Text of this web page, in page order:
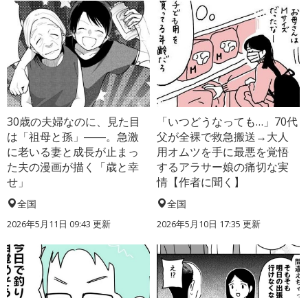
30歳の夫婦なのに、見た目
は「祖母と孫」――。急激
に老いる妻と成長が止まっ
た夫の漫画が描く「歳と幸
せ」
全国
2026年5月11日 09:43 更新
「いつどうなっても…」70代
父が全裸で救急搬送→大人
用オムツを手に最悪を覚悟
するアラサー娘の痛切な実
情【作者に聞く】
全国
2026年5月10日 17:35 更新